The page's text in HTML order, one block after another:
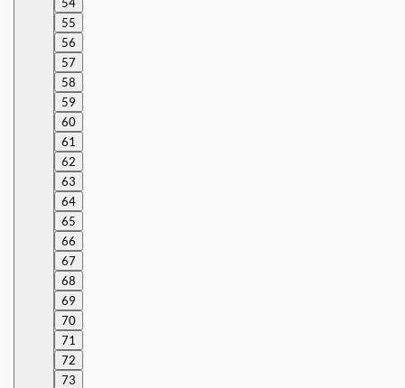
55
56
57
58
59
60
61
62
63
64
65
66
67
68
69
70
71
72
73